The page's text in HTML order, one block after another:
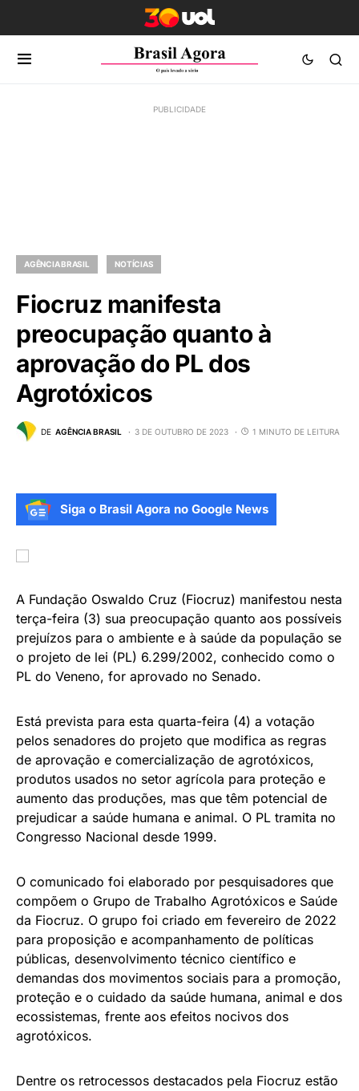
AGÊNCIA BRASIL NOTÍCIAS
Fiocruz manifesta
preocupação quanto à
aprovação do PL dos
Agrotóxicos
DE AGÊNCIA BRASIL 3 DE OUTUBRO DE 2023 1 MINUTO DE LEITURA
Siga o Brasil Agora no Google News
A Fundação Oswaldo Cruz (Fiocruz) manifestou nesta
terça-feira (3) sua preocupação quanto aos possíveis
prejuízos para o ambiente e à saúde da população se
o projeto de lei (PL) 6.299/2002, conhecido como o
PL do Veneno, for aprovado no Senado.
Está prevista para esta quarta-feira (4) a votação
pelos senadores do projeto que modifica as regras
de aprovação e comercialização de agrotóxicos,
produtos usados no setor agrícola para proteção e
aumento das produções, mas que têm potencial de
prejudicar a saúde humana e animal. O PL tramita no
Congresso Nacional desde 1999.
O comunicado foi elaborado por pesquisadores que
compõem o Grupo de Trabalho Agrotóxicos e Saúde
da Fiocruz. O grupo foi criado em fevereiro de 2022
para proposição e acompanhamento de políticas
públicas, desenvolvimento técnico científico e
demandas dos movimentos sociais para a promoção,
proteção e o cuidado da saúde humana, animal e dos
ecossistemas, frente aos efeitos nocivos dos
agrotóxicos.
Dentre os retrocessos destacados pela Fiocruz estão